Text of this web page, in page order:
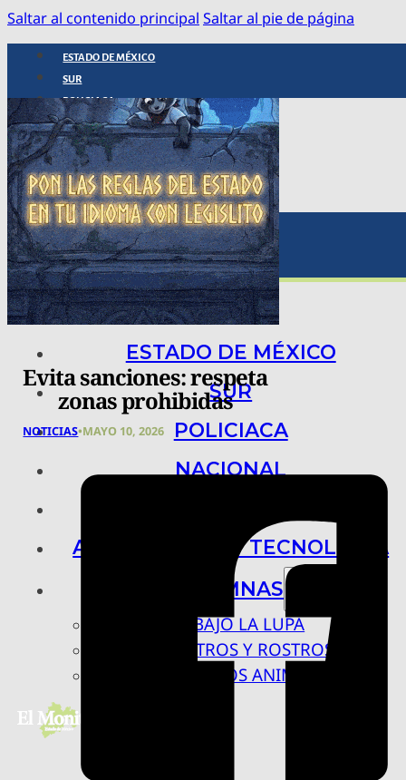
Saltar al contenido principal Saltar al pie de página
ESTADO DE MÉXICO
SUR
POLICIACA
NACIONAL
INTERNACIONAL
ARTE, CIENCIA Y TECNOLOGÍA
COLUMNAS
BAJO LA LUPA
RASTROS Y ROSTROS
VÍNCULOS ANIMALES
ESTADO DE MÉXICO
SUR
POLICIACA
NACIONAL
ARTE, CIENCIA Y TECNOLOGÍA
COLUMNAS
BAJO LA LUPA
RASTROS Y ROSTROS
VÍNCULOS ANIMALES
Evita sanciones: respeta
zonas prohibidas
NOTICIAS•MAYO 10, 2026